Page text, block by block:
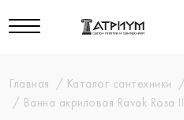
Главная Каталог сантехники
Ванна акриловая Ravak Rosa